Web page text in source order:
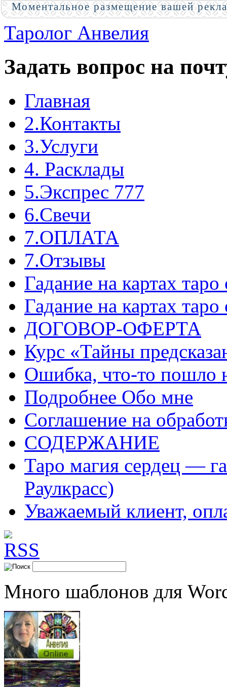
Таролог Анвелия
Задать вопрос на
Главная
2.Контакты
3.Услуги
4. Расклады
5.Экспрес 777
6.Свечи
7.ОПЛАТА
7.Отзывы
Гадание на картах
Гадание на картах
ДОГОВОР-ОФЕРТА
Курс «Тайны
Ошибка, что-то пошло
Подробнее Обо мне
Соглашение на
СОДЕРЖАНИЕ
Таро магия сердец —
Раулкрасс)
Уважаемый клиент,
Много шаблонов для
Моментальное размещение вашей